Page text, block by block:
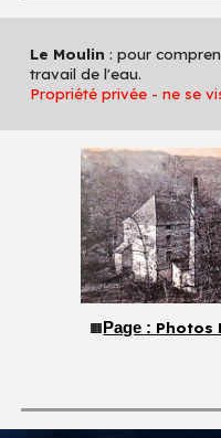
Le Moulin: pour
travail de l'eau.
Propriété privée - ne se
🟧 Page : Photos